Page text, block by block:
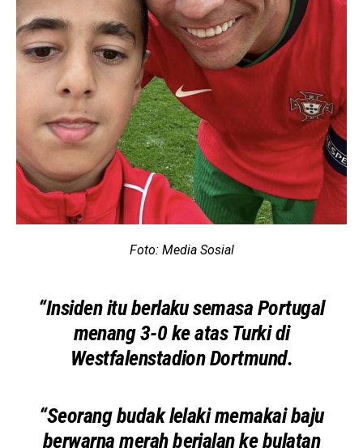
Foto: Media Sosial
“Insiden itu berlaku semasa Portugal
menang 3-0 ke atas Turki di
Westfalenstadion Dortmund.
“Seorang budak lelaki memakai baju
berwarna merah berjalan ke bulatan